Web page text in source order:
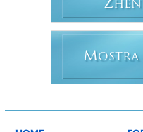
ZHEN
MOSTRA